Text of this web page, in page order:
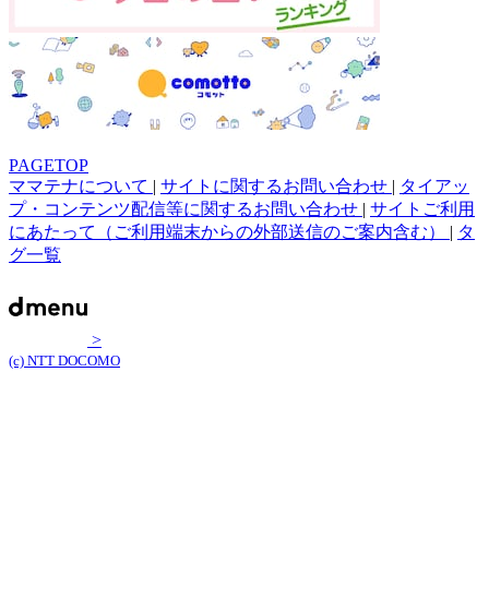
PAGETOP
ママテナについて | サイトに関するお問い合わせ | タイアッ
プ・コンテンツ配信等に関するお問い合わせ | サイトご利用
にあたって（ご利用端末からの外部送信のご案内含む） | タ
グ一覧
>
(c) NTT DOCOMO